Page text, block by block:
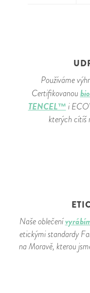
Používáme
Certifikovanou
TENCEL™ i
kterých cítíš
Naše oblečení
etickými standardy
na Moravě, kterou